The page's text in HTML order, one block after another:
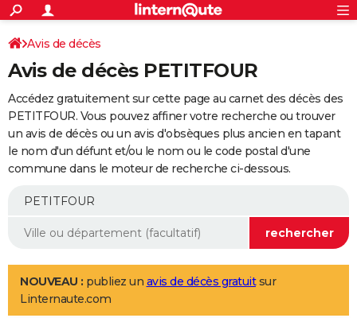
ACTUALITÉS
Politique
Société
Faits Divers
Education
Monde
Villes
+
SPORT
Coupe du monde 2026
Football
Tennis
Cyclisme
Rugby
Forum
Programme TV
TNT
Streaming
Cinéma
Sorties cinéma
Musique
+
FINANCE
Impôts
Immobilier
Risques naturels par ville
Banque
Assurance
Crédit
AUTO
Essais
Réserver un essai
Citadines
Berlines
SUV
Forum auto
+
Mobiles
Meilleur smartphone
Internet
Ordinateurs
Jeux vidéo
Guide high-tech
Aménagement intérieur
LIFESTYLE
Art de vivre
Bien-être
Loisirs
Mode
Modes de vie
Avis de décès
Avis de décès PETITFOUR
Accédez gratuitement sur cette page au carnet des décès des
PETITFOUR. Vous pouvez affiner votre recherche ou trouver
un avis de décès ou un avis d'obsèques plus ancien en tapant
le nom d'un défunt et/ou le nom ou le code postal d'une
commune dans le moteur de recherche ci-dessous.
NOUVEAU : publiez un avis de décès gratuitsur
Linternaute.com